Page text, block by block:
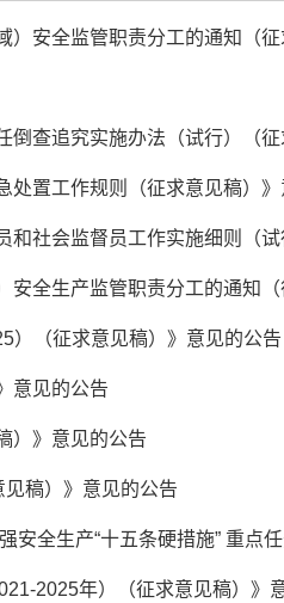
）（征求意见稿）》意见的公告
意见的公告
）》意见的公告
见稿）》意见的公告